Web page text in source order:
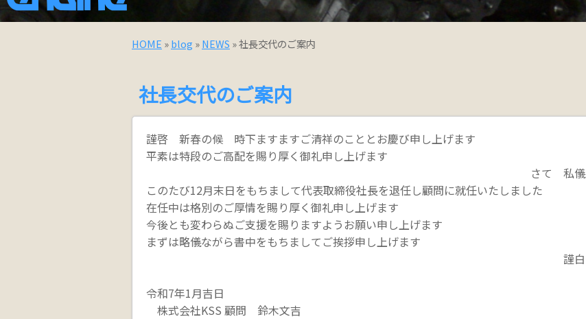
HOME »blog »NEWS » 社長交代のご案内
社長交代のご案内
謹啓 新春の候 時下ますますご清祥のこととお慶び申し上げます
平素は特段のご高配を賜り厚く御礼申し上げます
さて 私儀
このたび12月末日をもちまして代表取締役社長を退任し顧問に就任いたしました
在任中は格別のご厚情を賜り厚く御礼申し上げます
今後とも変わらぬご支援を賜りますようお願い申し上げます
まずは略儀ながら書中をもちましてご挨拶申し上げます
謹白
令和7年1月吉日
株式会社KSS 顧問 鈴木文吉